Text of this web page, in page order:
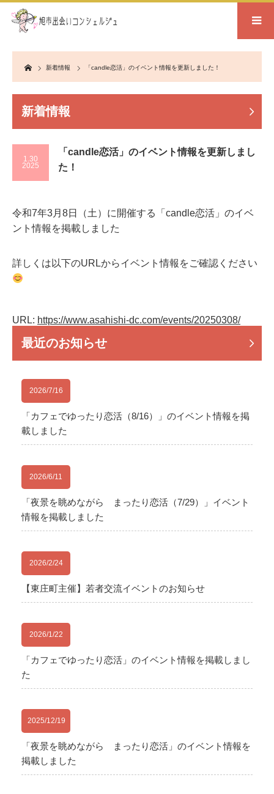
Home
新着情報 「candle恋活」のイベント情報を更新しました！
新着情報
1.30
2025
「candle恋活」のイベント情報を更新しまし
た！
令和7年3月8日（土）に開催する「candle恋活」のイベ
ント情報を掲載しました
詳しくは以下のURLからイベント情報をご確認ください
URL: https://www.asahishi-dc.com/events/20250308/‎
最近のお知らせ
2026/7/16
「カフェでゆったり恋活（8/16）」のイベント情報を掲
載しました
2026/6/11
「夜景を眺めながら まったり恋活（7/29）」イベント
情報を掲載しました
2026/2/24
【東庄町主催】若者交流イベントのお知らせ
2026/1/22
「カフェでゆったり恋活」のイベント情報を掲載しまし
た
2025/12/19
「夜景を眺めながら まったり恋活」のイベント情報を
掲載しました